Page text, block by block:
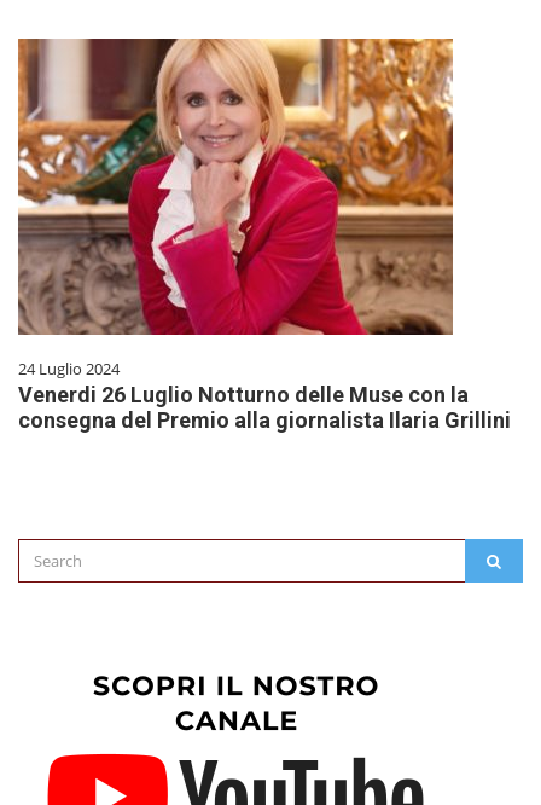
24 Luglio 2024
Venerdi 26 Luglio Notturno delle Muse con la
consegna del Premio alla giornalista Ilaria Grillini
Search
for: